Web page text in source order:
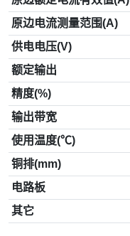
原边电流测量范围(A)
供电电压(V)
额定输出
精度(%)
输出带宽
使用温度(℃)
铜排(mm)
电路板
其它